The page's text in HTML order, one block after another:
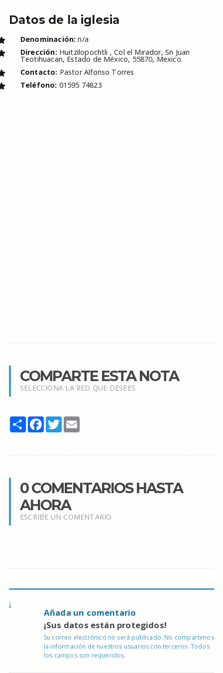
Datos de la iglesia
Denominación: n/a
Dirección: Huitzilopochtli , Col el Mirador, Sn Juan
Teotihuacan, Estado de México, 55870, Mexico.
Contacto: Pastor Alfonso Torres
Teléfono: 01595 74823
COMPARTE ESTA NOTA
SELECCIONA LA RED QUE DESEES
Share Facebook
TwitterEmail
0 COMENTARIOS HASTA
AHORA
ESCRIBE UN COMENTARIO
Añada un comentario
¡Sus datos están protegidos!
Su correo electrónico no será publicado. No compartimos
la información de nuestros usuarios con terceros. Todos
los campos son requeridos.